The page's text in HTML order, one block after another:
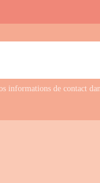
informations de contact